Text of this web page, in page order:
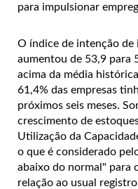
para impulsionar
O índice de intenção de
aumentou de 53,9 para
acima da média
61,4% das empresas
próximos seis meses.
crescimento de
Utilização da
o que é considerado
abaixo do normal" para
relação ao usual